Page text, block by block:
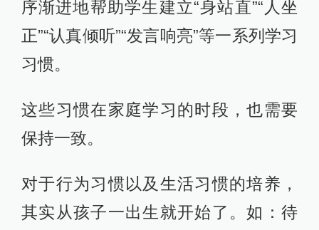
序渐进地帮助学生建立“身站直”“人坐
正”“认真倾听”“发言响亮”等一系列学习
习惯。
这些习惯在家庭学习的时段，也需要
保持一致。
对于行为习惯以及生活习惯的培养，
其实从孩子一出生就开始了。如：待